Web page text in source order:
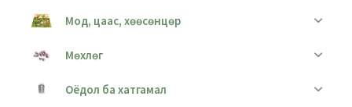
Мод, цаас, хөөсөнцөр
Мөхлөг
Оёдол ба хатгамал